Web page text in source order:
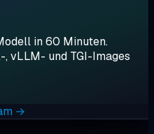
in 60 Minuten.
vLLM- und TGI-Images
→